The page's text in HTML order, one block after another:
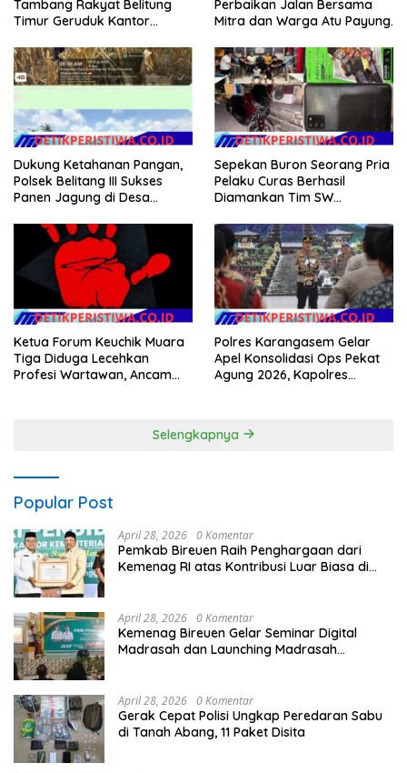
Tambang Rakyat Belitung
Timur Geruduk Kantor
Membakarnya
Perbaikan Jalan Bersama
Mitra dan Warga Atu Payung.
Dukung Ketahanan Pangan,
Polsek Belitang III Sukses
Panen Jagung di Desa
Sepekan Buron Seorang Pria
Pelaku Curas Berhasil
Diamankan Tim SW
Ketua Forum Keuchik Muara
Tiga Diduga Lecehkan
Profesi Wartawan, Ancam
Polres Karangasem Gelar
Apel Konsolidasi Ops Pekat
Agung 2026, Kapolres
Selengkapnya
Popular Post
April 28, 2026 0 Komentar
Pemkab Bireuen Raih Penghargaan dari
Kemenag RI atas Kontribusi Luar Biasa di
April 28, 2026 0 Komentar
Kemenag Bireuen Gelar Seminar Digital
Madrasah dan Launching Madrasah
April 28, 2026 0 Komentar
Gerak Cepat Polisi Ungkap Peredaran Sabu
di Tanah Abang, 11 Paket Disita